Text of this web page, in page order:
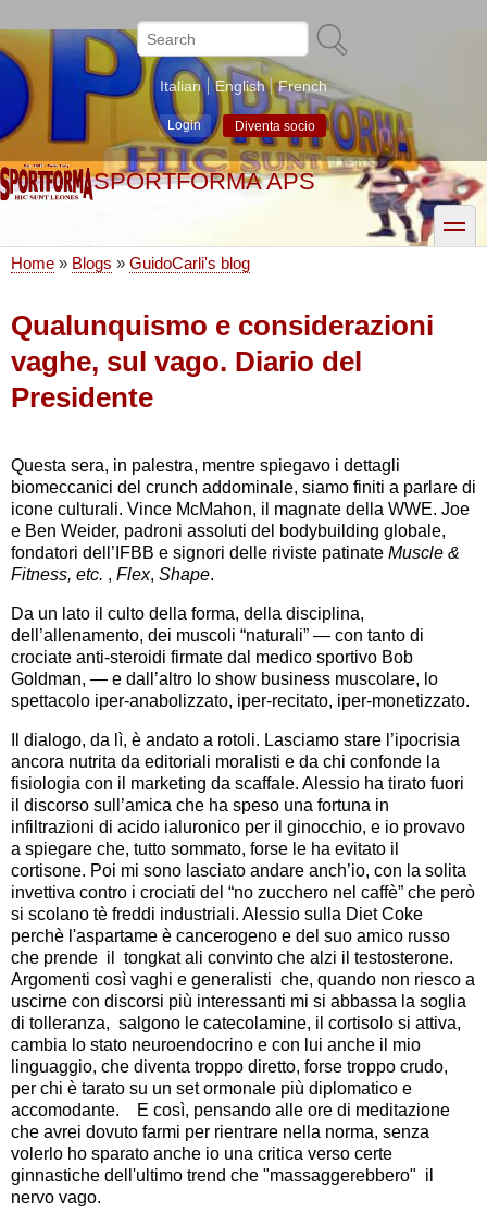
to
main
content
Search
Italian English French
Login Diventa socio
SPORTFORMA APS
toggle
Home Blogs GuidoCarli's blog
Qualunquismo e considerazioni
vaghe, sul vago. Diario del
Presidente
Questa sera, in palestra, mentre spiegavo i dettagli
biomeccanici del crunch addominale, siamo finiti a parlare di
icone culturali. Vince McMahon, il magnate della WWE. Joe
e Ben Weider, padroni assoluti del bodybuilding globale,
fondatori dell’IFBB e signori delle riviste patinate Muscle &
Fitness, etc. , Flex, Shape.
Da un lato il culto della forma, della disciplina,
dell’allenamento, dei muscoli “naturali” — con tanto di
crociate anti-steroidi firmate dal medico sportivo Bob
Goldman, — e dall’altro lo show business muscolare, lo
spettacolo iper-anabolizzato, iper-recitato, iper-monetizzato.
Il dialogo, da lì, è andato a rotoli. Lasciamo stare l’ipocrisia
ancora nutrita da editoriali moralisti e da chi confonde la
fisiologia con il marketing da scaffale. Alessio ha tirato fuori
il discorso sull’amica che ha speso una fortuna in
infiltrazioni di acido ialuronico per il ginocchio, e io provavo
a spiegare che, tutto sommato, forse le ha evitato il
cortisone. Poi mi sono lasciato andare anch’io, con la solita
invettiva contro i crociati del “no zucchero nel caffè” che però
si scolano tè freddi industriali. Alessio sulla Diet Coke
perchè l'aspartame è cancerogeno e del suo amico russo
che prende il tongkat ali convinto che alzi il testosterone.
Argomenti così vaghi e generalisti che, quando non riesco a
uscirne con discorsi più interessanti mi si abbassa la soglia
di tolleranza, salgono le catecolamine, il cortisolo si attiva,
cambia lo stato neuroendocrino e con lui anche il mio
linguaggio, che diventa troppo diretto, forse troppo crudo,
per chi è tarato su un set ormonale più diplomatico e
accomodante. E così, pensando alle ore di meditazione
che avrei dovuto farmi per rientrare nella norma, senza
volerlo ho sparato anche io una critica verso certe
ginnastiche dell'ultimo trend che "massaggerebbero" il
nervo vago.